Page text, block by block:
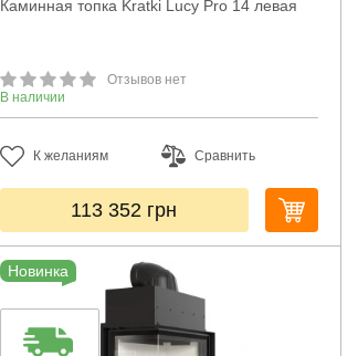
Каминная топка Kratki Lucy Pro 14 левая
Отзывов нет
В наличии
К желаниям Сравнить
113 352 грн
Новинка